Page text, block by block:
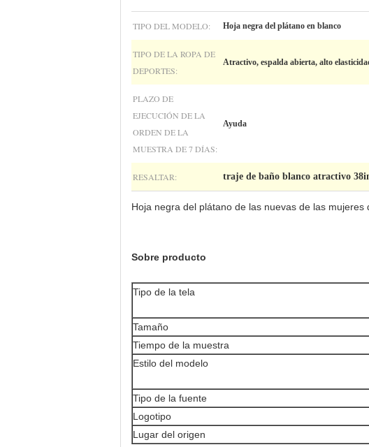
TIPO DEL MODELO: Hoja negra del plátano en blanco
TIPO DE LA ROPA DE
DEPORTES:
Atractivo, espalda abierta, alto
PLAZO DE
EJECUCIÓN DE LA
ORDEN DE LA
MUESTRA DE 7 DÍAS:
Ayuda
RESALTAR: traje de baño blanco atractivo
Hoja negra del plátano de las nuevas de las
Sobre producto
Tipo de la tela
Tamaño
Tiempo de la muestra
Estilo del modelo
Tipo de la fuente
Logotipo
Lugar del origen